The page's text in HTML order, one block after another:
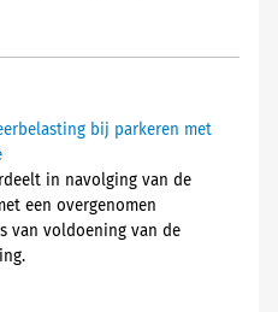
bij parkeren met
in navolging van de
een overgenomen
van voldoening van de